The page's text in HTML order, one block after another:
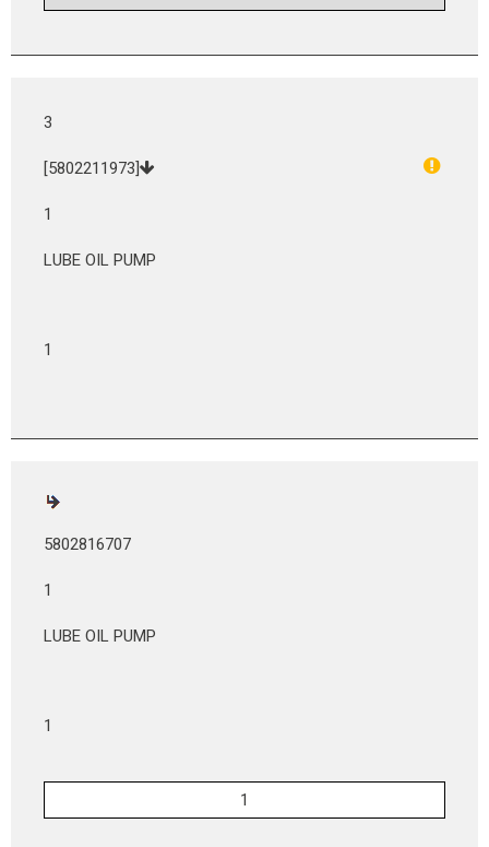
3
[5802211973]
1
LUBE OIL PUMP
1
5802816707
1
LUBE OIL PUMP
1